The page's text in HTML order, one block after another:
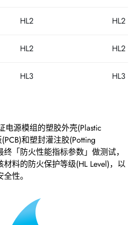
HL2 HL2
HL2 HL2
HL3 HL3
电源模组的塑胶外壳(Plastic
和塑封灌注胶(Potting
「防火性能指标参数」做测试，
料的防火保护等级(HL Level)，以
性。